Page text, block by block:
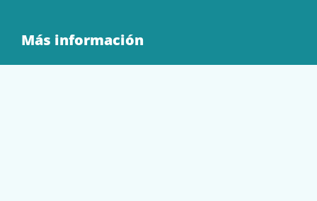
Más información